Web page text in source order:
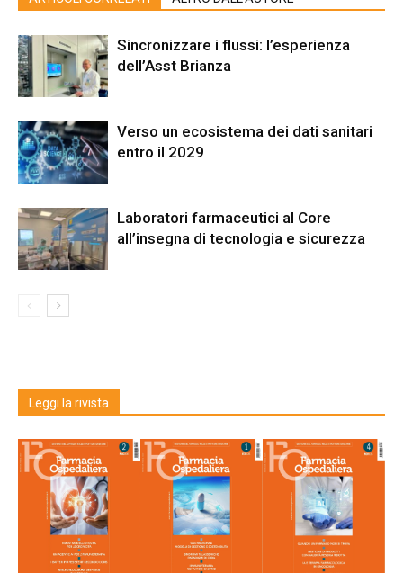
Sincronizzare i flussi: l’esperienza
dell’Asst Brianza
Verso un ecosistema dei dati sanitari
entro il 2029
Laboratori farmaceutici al Core
all’insegna di tecnologia e sicurezza
Leggi la rivista